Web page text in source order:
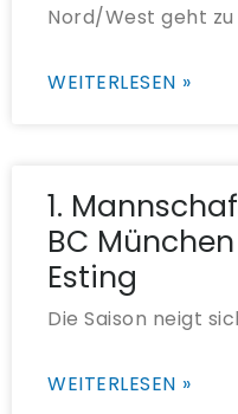
Nord/West geht zu
WEITERLESEN »
1.
BC
Esting
Die Saison neigt
WEITERLESEN »